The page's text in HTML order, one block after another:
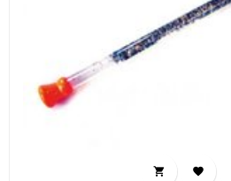
 